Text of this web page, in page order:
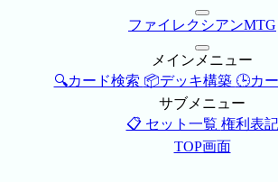
ファイレクシアンMTG
メインメニュー
🔍カード検索 📦デッキ構築 🕒カ
サブメニュー
📋 セット一覧 権利表記
TOP画面